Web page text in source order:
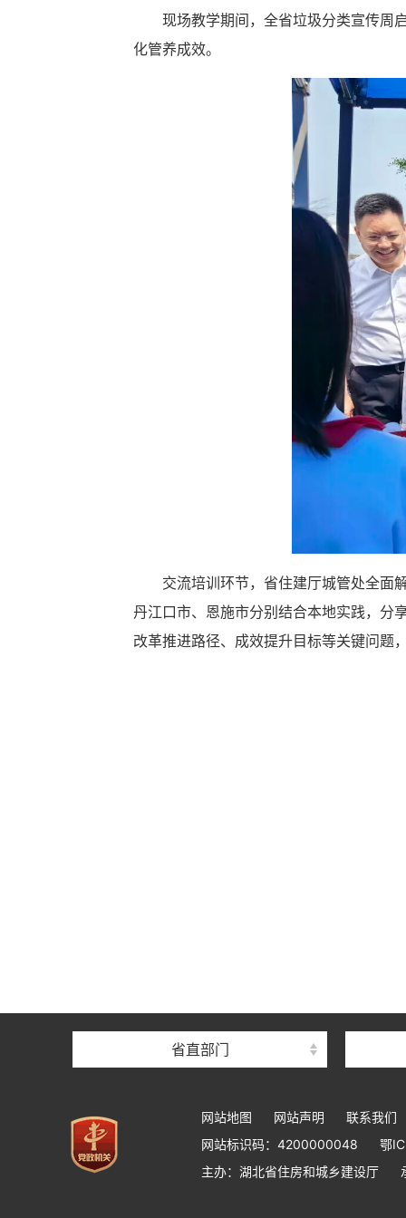
现场教学期间，全省垃圾分类宣传周
化管养成效。
交流培训环节，省住建厅城管处全面
丹江口市、恩施市分别结合本地实践，分
改革推进路径、成效提升目标等关键问题
省直部门
网站地图 网站声明
联系我们
网站标识码：4200000048
鄂
主办：湖北省住房和城乡建设厅